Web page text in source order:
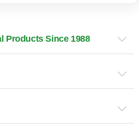
Products Since 1988